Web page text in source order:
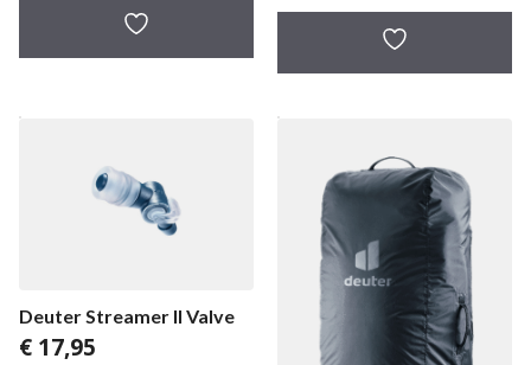
Deuter Streamer II Valve
€ 17,95